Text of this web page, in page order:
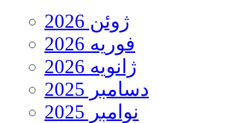
ژوئن 2026
فوریه 2026
ژانویه 2026
دسامبر 2025
نوامبر 2025